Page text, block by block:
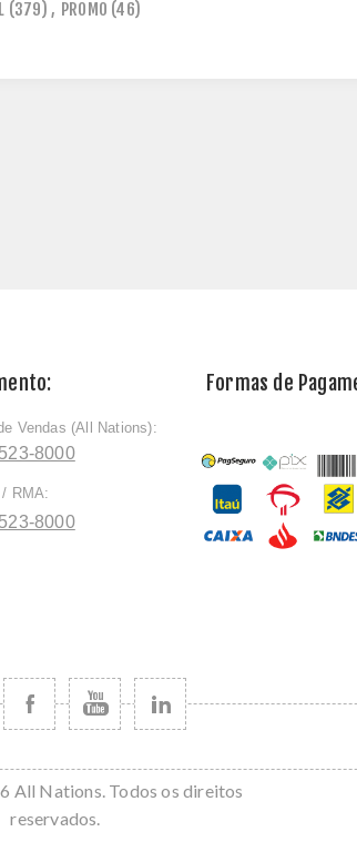
(379) , PROMO (46)
Vendas (All Nations):
8000
RMA:
8000
Formas de
All Nations. Todos os direitos
reservados.